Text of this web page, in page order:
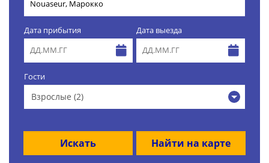
Дата прибытия Дата выезда
Гости
Взрослые (2)
Искать Найти на карте